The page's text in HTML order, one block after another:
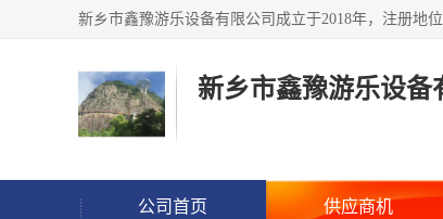
新乡市鑫豫游乐设备
公司首页 供应商机